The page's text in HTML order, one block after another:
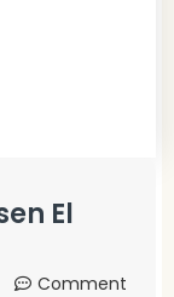
El
Comment